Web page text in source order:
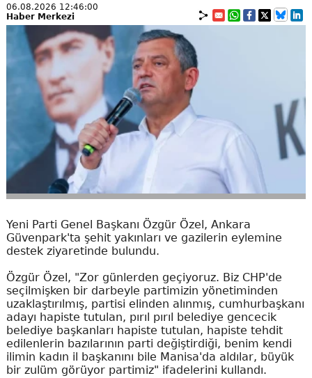
06.08.2026 12:46:00
Haber Merkezi
Yeni Parti Genel Başkanı Özgür Özel, Ankara
Güvenpark'ta şehit yakınları ve gazilerin eylemine
destek ziyaretinde bulundu.
Özgür Özel, "Zor günlerden geçiyoruz. Biz CHP'de
seçilmişken bir darbeyle partimizin yönetiminden
uzaklaştırılmış, partisi elinden alınmış, cumhurbaşkanı
adayı hapiste tutulan, pırıl pırıl belediye gencecik
belediye başkanları hapiste tutulan, hapiste tehdit
edilenlerin bazılarının parti değiştirdiği, benim kendi
ilimin kadın il başkanını bile Manisa'da aldılar, büyük
bir zulüm görüyor partimiz" ifadelerini kullandı.